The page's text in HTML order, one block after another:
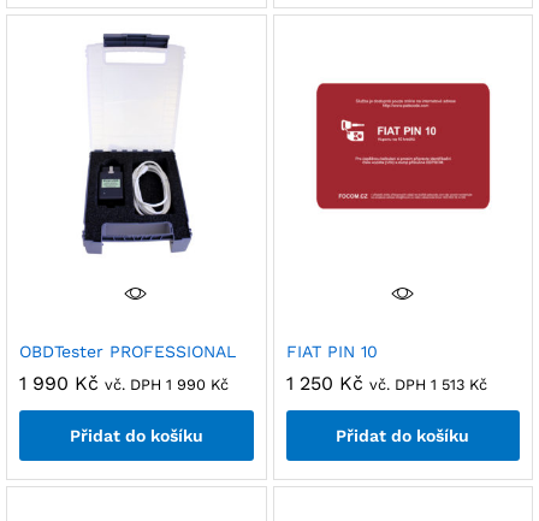
OBDTester PROFESSIONAL
1 990 Kč vč. DPH 1 990 Kč
Přidat do košíku
FIAT PIN 10
1 250 Kč vč. DPH 1 513 Kč
Přidat do košíku